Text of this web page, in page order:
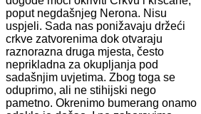
poput negdašnjeg Nerona. Nisu
uspjeli. Sada nas ponižavaju držeći
crkve zatvorenima dok otvaraju
raznorazna druga mjesta, često
neprikladna za okupljanja pod
sadašnjim uvjetima. Zbog toga se
oduprimo, ali ne stihijski nego
pametno. Okrenimo bumerang onamo